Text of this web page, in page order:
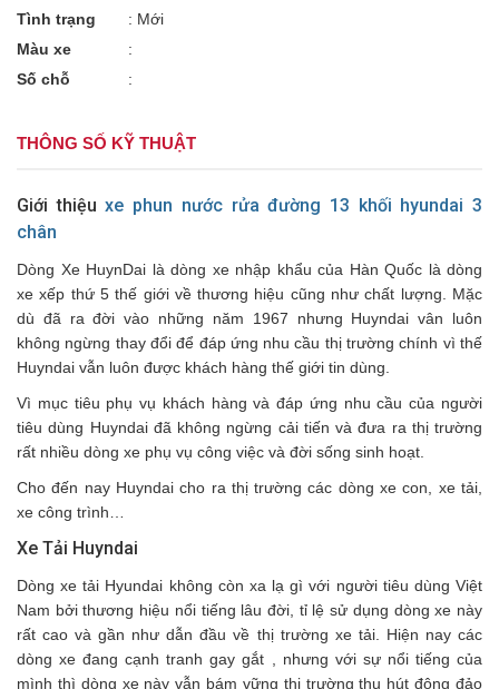
Tình trạng
: Mới
Màu xe
:
Số chỗ
:
THÔNG SỐ KỸ THUẬT
Giới thiệuxe phun nước rửa đường 13 khối hyundai 3
chân
Dòng Xe HuynDai là dòng xe nhập khẩu của Hàn Quốc là dòng
xe xếp thứ 5 thế giới về thương hiệu cũng như chất lượng. Mặc
dù đã ra đời vào những năm 1967 nhưng Huyndai vân luôn
không ngừng thay đổi để đáp ứng nhu cầu thị trường chính vì thế
Huyndai vẫn luôn được khách hàng thế giới tin dùng.
Vì mục tiêu phụ vụ khách hàng và đáp ứng nhu cầu của người
tiêu dùng Huyndai đã không ngừng cải tiến và đưa ra thị trường
rất nhiều dòng xe phụ vụ công việc và đời sống sinh hoạt.
Cho đến nay Huyndai cho ra thị trường các dòng xe con, xe tải,
xe công trình…
Xe Tải Huyndai
Dòng xe tải Hyundai không còn xa lạ gì với người tiêu dùng Việt
Nam bởi thương hiệu nổi tiếng lâu đời, tỉ lệ sử dụng dòng xe này
rất cao và gần như dẫn đầu về thị trường xe tải. Hiện nay các
dòng xe đang cạnh tranh gay gắt , nhưng với sự nổi tiếng của
mình thì dòng xe này vẫn bám vững thị trường thu hút đông đảo